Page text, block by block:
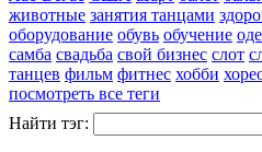
животные занятия танцами
оборудование обувь обучение
самба свадьба свой бизнес слот
танцев фильм фитнес хобби
посмотреть все теги
Найти тэг: